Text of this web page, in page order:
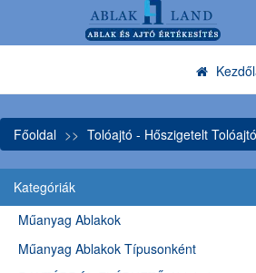
Főoldal Tolóajtó - Hőszigetelt
Kategóriák
Műanyag Ablakok
Műanyag Ablakok Típusonként